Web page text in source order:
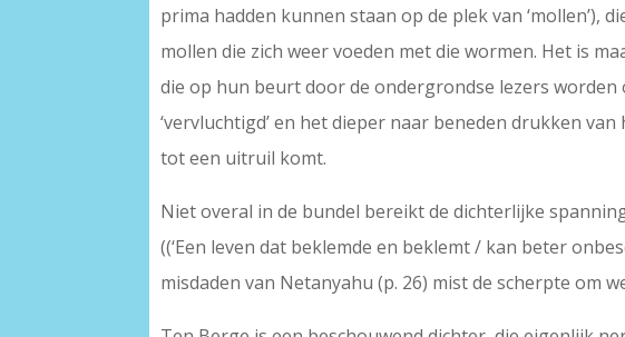
prima hadden kunnen staan op de plek van
mollen die zich weer voeden met die wormen. Het is
die op hun beurt door de ondergrondse lezers
‘vervluchtigd’ en het dieper naar beneden drukken
tot een uitruil komt.
Niet overal in de bundel bereikt de dichterlijke
((‘Een leven dat beklemde en beklemt / kan beter
misdaden van Netanyahu (p. 26) mist de scherpte om